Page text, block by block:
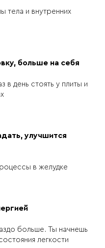
тела и внутренних
больше на себя
в день стоять у плиты и
улучшится
в желудке
больше. Ты начнешь
легкости